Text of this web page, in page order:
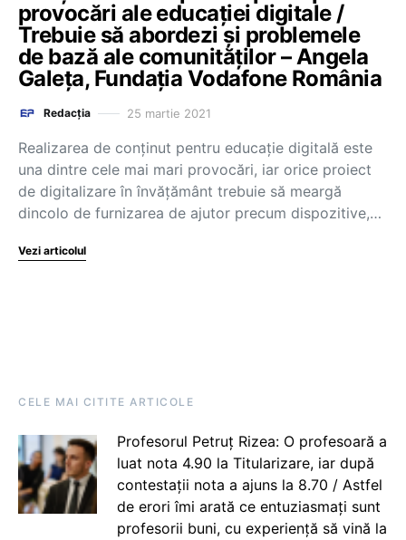
provocări ale educației digitale /
Trebuie să abordezi și problemele
de bază ale comunităților – Angela
Galeța, Fundația Vodafone România
Redacția 25 martie 2021
Realizarea de conținut pentru educație digitală este
una dintre cele mai mari provocări, iar orice proiect
de digitalizare în învățământ trebuie să meargă
dincolo de furnizarea de ajutor precum dispozitive,…
Vezi articolul
CELE MAI CITITE ARTICOLE
Profesorul Petruț Rizea: O profesoară a
luat nota 4.90 la Titularizare, iar după
contestații nota a ajuns la 8.70 / Astfel
de erori îmi arată ce entuziasmați sunt
profesorii buni, cu experiență să vină la